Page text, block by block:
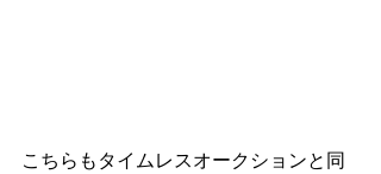
こちらもタイムレスオークションと同